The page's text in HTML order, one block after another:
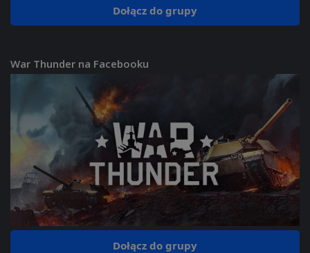
Dołącz do grupy
War Thunder na Facebooku
Dołącz do grupy